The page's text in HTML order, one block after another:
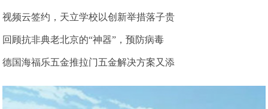
视频云签约，天立学校以创新举措落子贵
回顾抗非典老北京的“神器”，预防病毒
德国海福乐五金推拉门五金解决方案又添